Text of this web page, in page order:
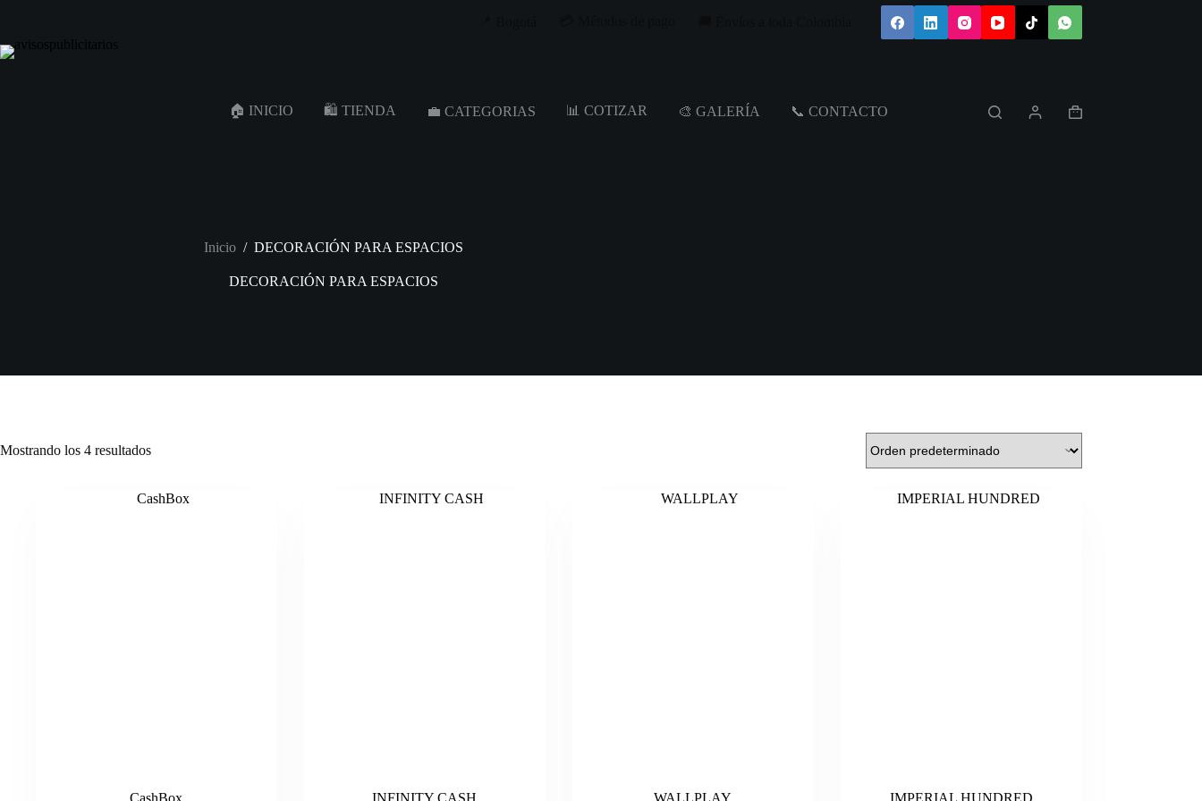
contenido
🏠 INICIO 🛍️ TIENDA 💼 CATEGORIAS 📊 COTIZAR 🎨 GALERÍA 📞 CONTACTO
Carro
Inicio / DECORACIÓN PARA ESPACIOS
DECORACIÓN PARA ESPACIOS
Mostrando los 4 resultados
CashBox INFINITY CASH WALLPLAY IMPERIAL HUNDRED